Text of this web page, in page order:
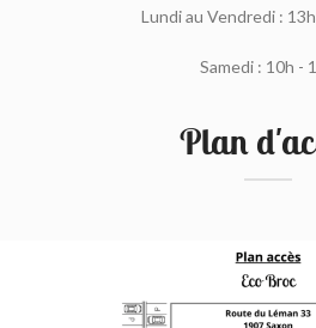
Lundi au Vendredi :
Samedi : 10h -
Plan